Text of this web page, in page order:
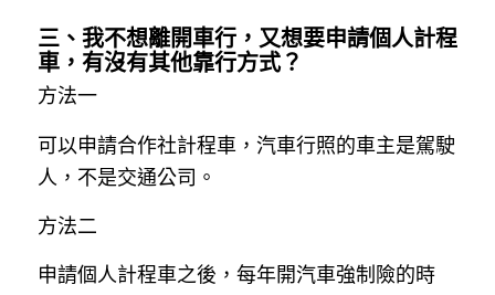
三、我不想離開車行，又想要申請個人計程
車，有沒有其他靠行方式？
方法一
可以申請合作社計程車，汽車行照的車主是駕駛
人，不是交通公司。
方法二
申請個人計程車之後，每年開汽車強制險的時